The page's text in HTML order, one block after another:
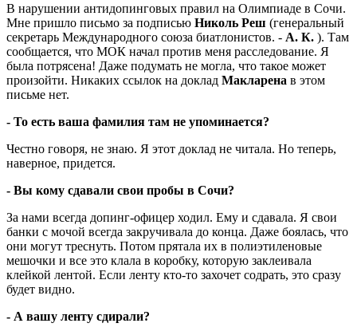
В нарушении антидопинговых правил на Олимпиаде в Сочи.
Мне пришло письмо за подписью Николь Реш (генеральный
секретарь Международного союза биатлонистов. - А. К. ). Там
сообщается, что МОК начал против меня расследование. Я
была потрясена! Даже подумать не могла, что такое может
произойти. Никаких ссылок на доклад Макларена в этом
письме нет.
- То есть ваша фамилия там не упоминается?
Честно говоря, не знаю. Я этот доклад не читала. Но теперь,
наверное, придется.
- Вы кому сдавали свои пробы в Сочи?
За нами всегда допинг-офицер ходил. Ему и сдавала. Я свои
банки с мочой всегда закручивала до конца. Даже боялась, что
они могут треснуть. Потом прятала их в полиэтиленовые
мешочки и все это клала в коробку, которую заклеивала
клейкой лентой. Если ленту кто-то захочет содрать, это сразу
будет видно.
- А вашу ленту сдирали?